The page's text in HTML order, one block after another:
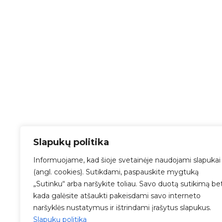
Slapukų politika
Informuojame, kad šioje svetainėje naudojami slapukai
(angl. cookies). Sutikdami, paspauskite mygtuką
„Sutinku“ arba naršykite toliau. Savo duotą sutikimą
kada galėsite atšaukti pakeisdami savo interneto
naršyklės nustatymus ir ištrindami įrašytus slapukus.
Slapukų politika